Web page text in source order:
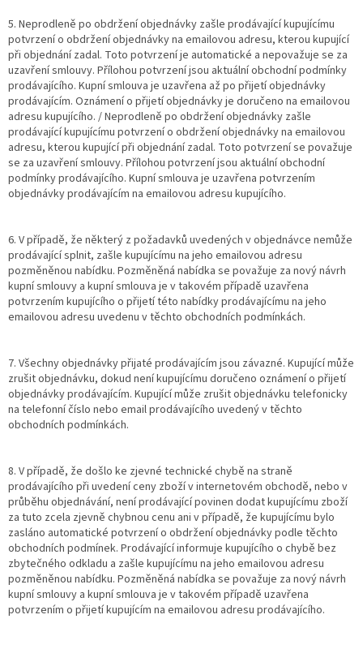
5. Neprodleně po obdržení objednávky zašle prodávající kupujícímu
potvrzení o obdržení objednávky na emailovou adresu, kterou kupující
při objednání zadal. Toto potvrzení je automatické a nepovažuje se za
uzavření smlouvy. Přílohou potvrzení jsou aktuální obchodní podmínky
prodávajícího. Kupní smlouva je uzavřena až po přijetí objednávky
prodávajícím. Oznámení o přijetí objednávky je doručeno na emailovou
adresu kupujícího. / Neprodleně po obdržení objednávky zašle
prodávající kupujícímu potvrzení o obdržení objednávky na emailovou
adresu, kterou kupující při objednání zadal. Toto potvrzení se považuje
se za uzavření smlouvy. Přílohou potvrzení jsou aktuální obchodní
podmínky prodávajícího. Kupní smlouva je uzavřena potvrzením
objednávky prodávajícím na emailovou adresu kupujícího.
6. V případě, že některý z požadavků uvedených v objednávce nemůže
prodávající splnit, zašle kupujícímu na jeho emailovou adresu
pozměněnou nabídku. Pozměněná nabídka se považuje za nový návrh
kupní smlouvy a kupní smlouva je v takovém případě uzavřena
potvrzením kupujícího o přijetí této nabídky prodávajícímu na jeho
emailovou adresu uvedenu v těchto obchodních podmínkách.
7. Všechny objednávky přijaté prodávajícím jsou závazné. Kupující může
zrušit objednávku, dokud není kupujícímu doručeno oznámení o přijetí
objednávky prodávajícím. Kupující může zrušit objednávku telefonicky
na telefonní číslo nebo email prodávajícího uvedený v těchto
obchodních podmínkách.
8. V případě, že došlo ke zjevné technické chybě na straně
prodávajícího při uvedení ceny zboží v internetovém obchodě, nebo v
průběhu objednávání, není prodávající povinen dodat kupujícímu zboží
za tuto zcela zjevně chybnou cenu ani v případě, že kupujícímu bylo
zasláno automatické potvrzení o obdržení objednávky podle těchto
obchodních podmínek. Prodávající informuje kupujícího o chybě bez
zbytečného odkladu a zašle kupujícímu na jeho emailovou adresu
pozměněnou nabídku. Pozměněná nabídka se považuje za nový návrh
kupní smlouvy a kupní smlouva je v takovém případě uzavřena
potvrzením o přijetí kupujícím na emailovou adresu prodávajícího.